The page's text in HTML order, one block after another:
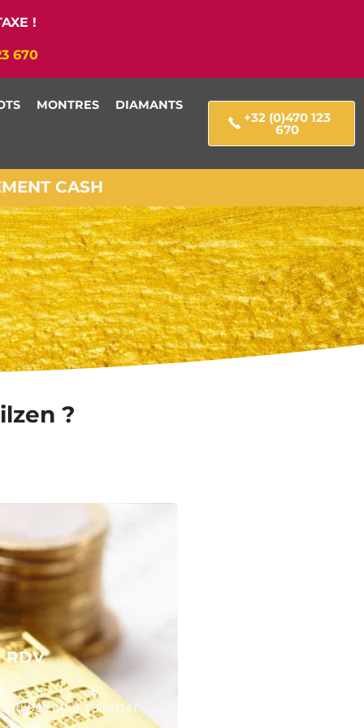
!
670
MONTRES DIAMANTS
+32 (0)470 123
670
CASH
?
RDV
pour valoriser